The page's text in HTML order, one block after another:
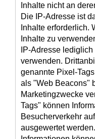
Inhalte nicht an
Die IP-Adresse ist
Inhalte erforderlich.
Inhalte zu
IP-Adresse
verwenden.
genannte Pixel-
als "Web Beacons"
Marketingzwecke
Tags" können
Besucherverkehr
ausgewertet